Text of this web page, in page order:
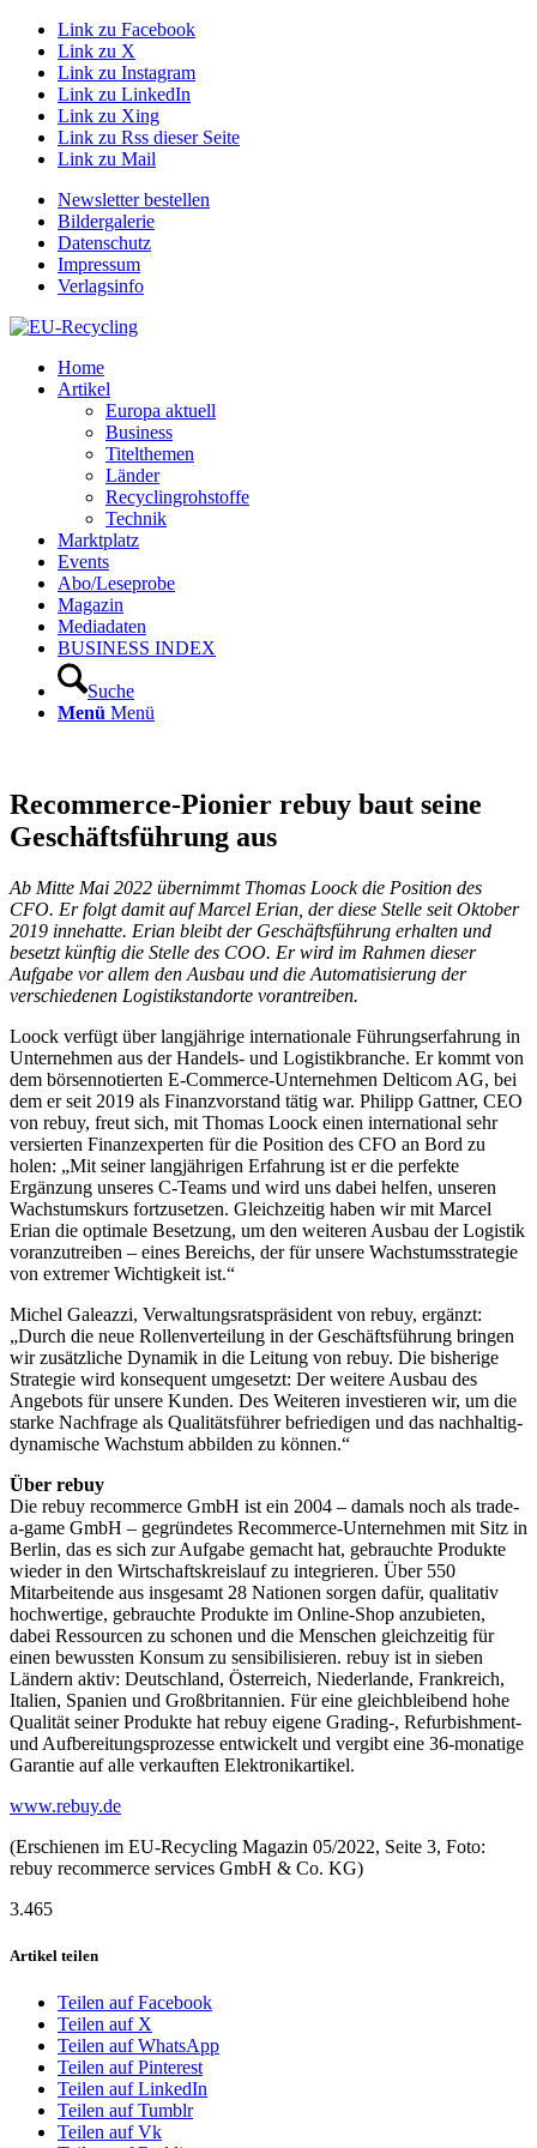
Link zu Facebook
Link zu X
Link zu Instagram
Link zu LinkedIn
Link zu Xing
Link zu Rss dieser Seite
Link zu Mail
Newsletter bestellen
Bildergalerie
Datenschutz
Impressum
Verlagsinfo
Home
Artikel
Europa aktuell
Business
Titelthemen
Länder
Recyclingrohstoffe
Technik
Marktplatz
Events
Abo/Leseprobe
Magazin
Mediadaten
BUSINESS INDEX
Suche
Menü Menü
Recommerce-Pionier rebuy baut seine
Geschäftsführung aus
Ab Mitte Mai 2022 übernimmt Thomas Loock die Position des
CFO. Er folgt damit auf Marcel Erian, der diese Stelle seit Oktober
2019 innehatte. Erian bleibt der Geschäftsführung erhalten und
besetzt künftig die Stelle des COO. Er wird im Rahmen dieser
Aufgabe vor allem den Ausbau und die Automatisierung der
verschiedenen Logistikstandorte vorantreiben.
Loock verfügt über langjährige internationale Führungserfahrung in
Unternehmen aus der Handels- und Logistikbranche. Er kommt von
dem börsennotierten E-Commerce-Unternehmen Delticom AG, bei
dem er seit 2019 als Finanzvorstand tätig war. Philipp Gattner, CEO
von rebuy, freut sich, mit Thomas Loock einen international sehr
versierten Finanzexperten für die Position des CFO an Bord zu
holen: „Mit seiner langjährigen Erfahrung ist er die perfekte
Ergänzung unseres C-Teams und wird uns dabei helfen, unseren
Wachstumskurs fortzusetzen. Gleichzeitig haben wir mit Marcel
Erian die optimale Besetzung, um den weiteren Ausbau der Logistik
voranzutreiben – eines Bereichs, der für unsere Wachstumsstrategie
von extremer Wichtigkeit ist.“
Michel Galeazzi, Verwaltungsratspräsident von rebuy, ergänzt:
„Durch die neue Rollenverteilung in der Geschäftsführung bringen
wir zusätzliche Dynamik in die Leitung von rebuy. Die bisherige
Strategie wird konsequent umgesetzt: Der weitere Ausbau des
Angebots für unsere Kunden. Des Weiteren investieren wir, um die
starke Nachfrage als Qualitätsführer befriedigen und das nachhaltig-
dynamische Wachstum abbilden zu können.“
Über rebuy
Die rebuy recommerce GmbH ist ein 2004 – damals noch als trade-
a-game GmbH – gegründetes Recommerce-Unternehmen mit Sitz in
Berlin, das es sich zur Aufgabe gemacht hat, gebrauchte Produkte
wieder in den Wirtschaftskreislauf zu integrieren. Über 550
Mitarbeitende aus insgesamt 28 Nationen sorgen dafür, qualitativ
hochwertige, gebrauchte Produkte im Online-Shop anzubieten,
dabei Ressourcen zu schonen und die Menschen gleichzeitig für
einen bewussten Konsum zu sensibilisieren. rebuy ist in sieben
Ländern aktiv: Deutschland, Österreich, Niederlande, Frankreich,
Italien, Spanien und Großbritannien. Für eine gleichbleibend hohe
Qualität seiner Produkte hat rebuy eigene Grading-, Refurbishment-
und Aufbereitungsprozesse entwickelt und vergibt eine 36-monatige
Garantie auf alle verkauften Elektronikartikel.
www.rebuy.de
(Erschienen im EU-Recycling Magazin 05/2022, Seite 3, Foto:
rebuy recommerce services GmbH & Co. KG)
3.465
Artikel teilen
Teilen auf Facebook
Teilen auf X
Teilen auf WhatsApp
Teilen auf Pinterest
Teilen auf LinkedIn
Teilen auf Tumblr
Teilen auf Vk